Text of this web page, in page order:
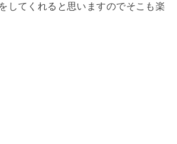
してくれると思いますのでそこも楽